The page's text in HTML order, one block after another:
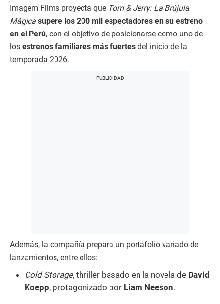
Imagem Films proyecta que Tom & Jerry: La Brújula
Mágica supere los 200 mil espectadores en su estreno
en el Perú, con el objetivo de posicionarse como uno de
los estrenos familiares más fuertes del inicio de la
temporada 2026.
Además, la compañía prepara un portafolio variado de
lanzamientos, entre ellos:
Cold Storage, thriller basado en la novela de David
Koepp, protagonizado por Liam Neeson.